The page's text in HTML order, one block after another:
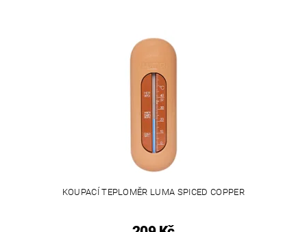
KOUPACÍ TEPLOMĚR LUMA SPICED COPPER